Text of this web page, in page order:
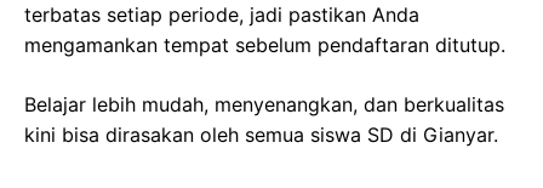
terbatas setiap periode, jadi pastikan Anda
mengamankan tempat sebelum pendaftaran ditutup.
Belajar lebih mudah, menyenangkan, dan berkualitas
kini bisa dirasakan oleh semua siswa SD di Gianyar.